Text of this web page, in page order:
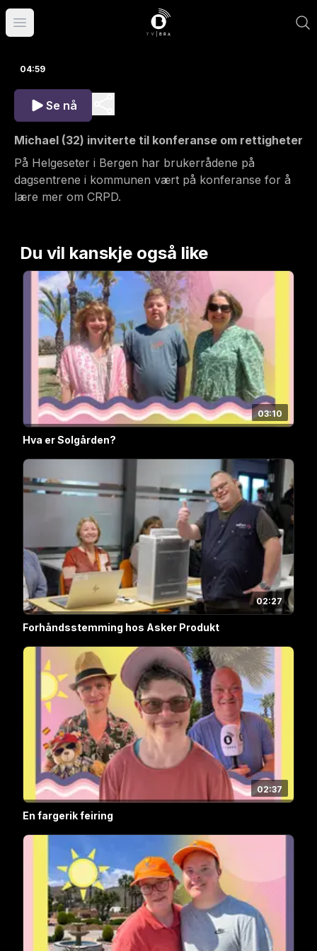
Åpne hovedmeny
04:59
Se nå
Michael (32) inviterte til konferanse om rettigheter
På Helgeseter i Bergen har brukerrådene på
dagsentrene i kommunen vært på konferanse for å
lære mer om CRPD.
Du vil kanskje også like
03:10
Hva er Solgården?
02:27
Forhåndsstemming hos Asker Produkt
02:37
En fargerik feiring